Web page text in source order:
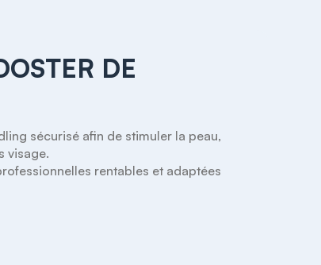
DE
sécurisé afin de stimuler la peau,
visage.
rentables et adaptées